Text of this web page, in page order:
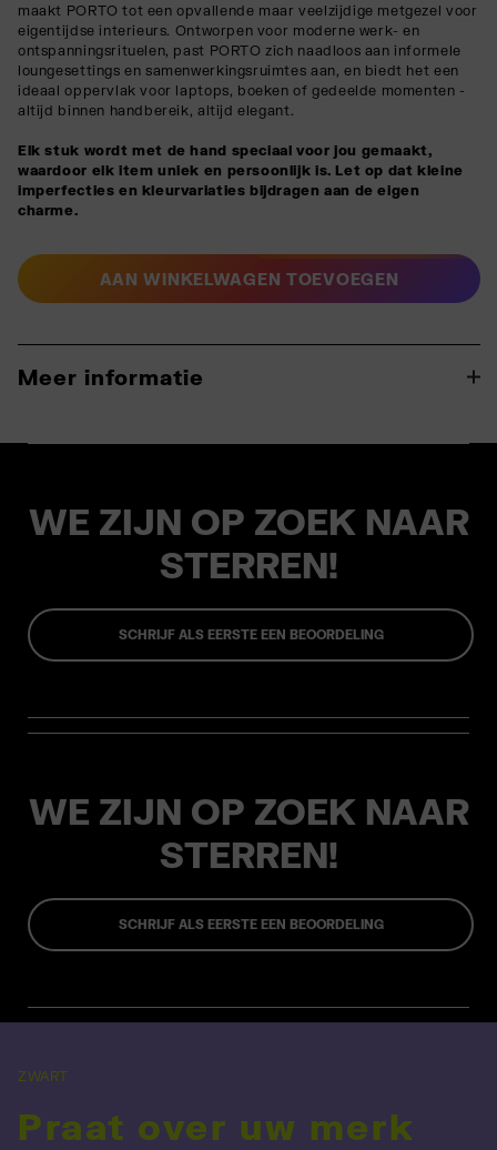
maakt PORTO tot een opvallende maar veelzijdige metgezel voor
eigentijdse interieurs. Ontworpen voor moderne werk- en
ontspanningsrituelen, past PORTO zich naadloos aan informele
loungesettings en samenwerkingsruimtes aan, en biedt het een
ideaal oppervlak voor laptops, boeken of gedeelde momenten -
altijd binnen handbereik, altijd elegant.
Elk stuk wordt met de hand speciaal voor jou gemaakt,
waardoor elk item uniek en persoonlijk is. Let op dat kleine
imperfecties en kleurvariaties bijdragen aan de eigen
charme.
AAN WINKELWAGEN TOEVOEGEN
Meer informatie
WE ZIJN OP ZOEK NAAR
STERREN!
SCHRIJF ALS EERSTE EEN BEOORDELING
WE ZIJN OP ZOEK NAAR
STERREN!
SCHRIJF ALS EERSTE EEN BEOORDELING
ZWART
Praat over uw merk